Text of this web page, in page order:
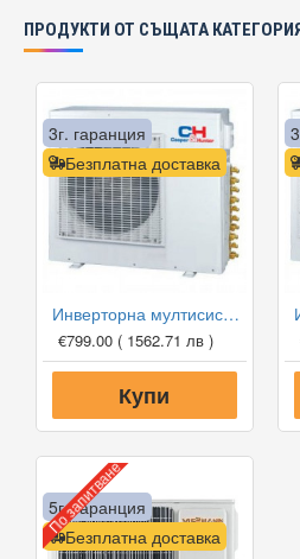
ПРОДУКТИ ОТ СЪЩАТА
Безплатна доставка
3г. гаранция
Инверторна мултисистема Cooper and Hunter CHML-U14RK2, 14000 BTU, Клас А++
€799.00 ( 1562.71 лв )
Купи
Безплатна доставка
5г. гаранция
По запитване